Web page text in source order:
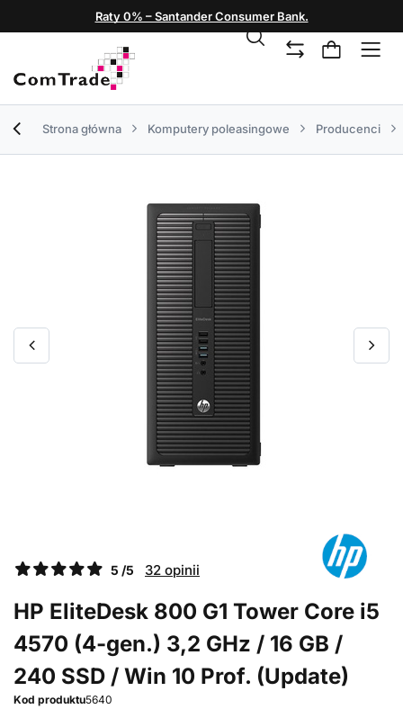
Raty 0% – Santander Consumer Bank.
Strona główna Komputery poleasingowe Producenci
5 /5 32 opinii
HP EliteDesk 800 G1 Tower Core i5
4570 (4-gen.) 3,2 GHz / 16 GB /
240 SSD / Win 10 Prof. (Update)
Kod produktu5640